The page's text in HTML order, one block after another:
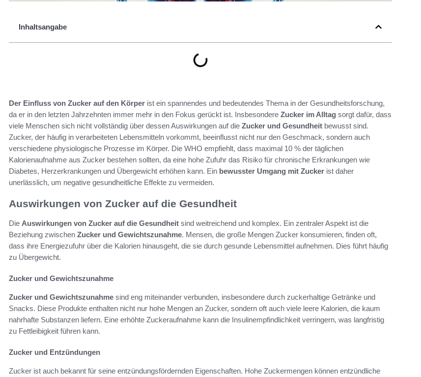
Inhaltsangabe
Der Einfluss von Zucker auf den Körper ist ein spannendes und bedeutendes Thema in der Gesundheitsforschung,
da er in den letzten Jahrzehnten immer mehr in den Fokus gerückt ist. Insbesondere Zucker im Alltag sorgt dafür, dass
viele Menschen sich nicht vollständig über dessen Auswirkungen auf die Zucker und Gesundheit bewusst sind.
Zucker, der häufig in verarbeiteten Lebensmitteln vorkommt, beeinflusst nicht nur den Geschmack, sondern auch
verschiedene physiologische Prozesse im Körper. Die WHO empfiehlt, dass maximal 10 % der täglichen
Kalorienaufnahme aus Zucker bestehen sollten, da eine hohe Zufuhr das Risiko für chronische Erkrankungen wie
Diabetes, Herzerkrankungen und Übergewicht erhöhen kann. Ein bewusster Umgang mit Zucker ist daher
unerlässlich, um negative gesundheitliche Effekte zu vermeiden.
Auswirkungen von Zucker auf die Gesundheit
Die Auswirkungen von Zucker auf die Gesundheit sind weitreichend und komplex. Ein zentraler Aspekt ist die
Beziehung zwischen Zucker und Gewichtszunahme. Mensen, die große Mengen Zucker konsumieren, finden oft,
dass ihre Energiezufuhr über die Kalorien hinausgeht, die sie durch gesunde Lebensmittel aufnehmen. Dies führt häufig
zu Übergewicht.
Zucker und Gewichtszunahme
Zucker und Gewichtszunahme sind eng miteinander verbunden, insbesondere durch zuckerhaltige Getränke und
Snacks. Diese Produkte enthalten nicht nur hohe Mengen an Zucker, sondern oft auch viele leere Kalorien, die kaum
nahrhafte Substanzen liefern. Eine erhöhte Zuckeraufnahme kann die Insulinempfindlichkeit verringern, was langfristig
zu Fettleibigkeit führen kann.
Zucker und Entzündungen
Zucker ist auch bekannt für seine entzündungsfördernden Eigenschaften. Hohe Zuckermengen können entzündliche